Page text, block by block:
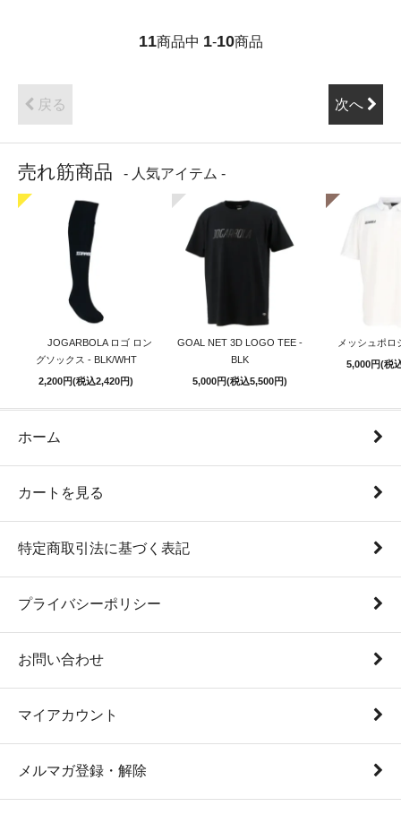
11商品中 1-10商品
戻る 次へ
売れ筋商品 - 人気アイテム -
JOGARBOLA ロゴ ロン
グソックス - BLK/WHT
2,200円(税込2,420円)
GOAL NET 3D LOGO TEE -
BLK
5,000円(税込5,500円)
メッシュポロ
5,000円(税
ホーム
カートを見る
特定商取引法に基づく表記
プライバシーポリシー
お問い合わせ
マイアカウント
メルマガ登録・解除